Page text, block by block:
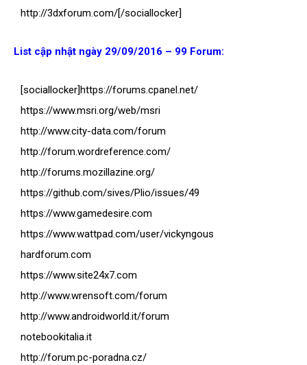
http://3dxforum.com/[/sociallocker]
List cập nhật ngày 29/09/2016 – 99 Forum:
[sociallocker]https://forums.cpanel.net/
https://www.msri.org/web/msri
http://www.city-data.com/forum
http://forum.wordreference.com/
http://forums.mozillazine.org/
https://github.com/sives/Plio/issues/49
https://www.gamedesire.com
https://www.wattpad.com/user/vickyngous
hardforum.com
https://www.site24x7.com
http://www.wrensoft.com/forum
http://www.androidworld.it/forum
notebookitalia.it
http://forum.pc-poradna.cz/